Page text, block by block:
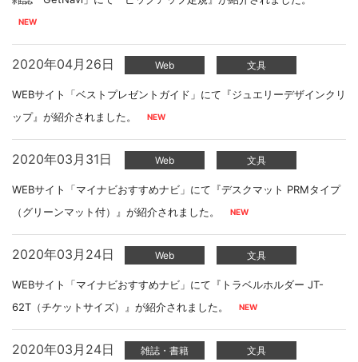
2020年04月26日 Web 文具
WEBサイト「ベストプレゼントガイド」にて『ジュエリーデザインクリ
ップ』が紹介されました。
2020年03月31日 Web 文具
WEBサイト「マイナビおすすめナビ」にて『デスクマット PRMタイプ
（グリーンマット付）』が紹介されました。
2020年03月24日 Web 文具
WEBサイト「マイナビおすすめナビ」にて『トラベルホルダー JT-
62T（チケットサイズ）』が紹介されました。
2020年03月24日 雑誌・書籍 文具